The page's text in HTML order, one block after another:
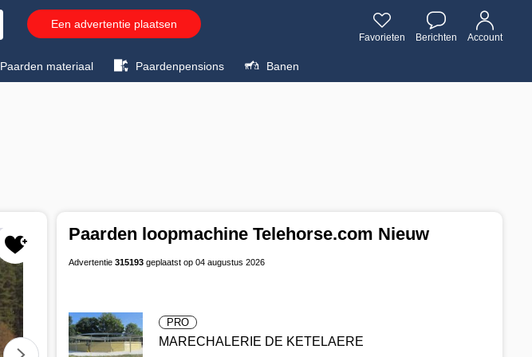
Een advertentie plaatsen
Favorieten Berichten Account
Paarden materiaal Paardenpensions Banen
Paarden loopmachine Telehorse.com Nieuw
Advertentie315193 geplaatst op 04 augustus 2026
PRO
MARECHALERIE DE KETELAERE